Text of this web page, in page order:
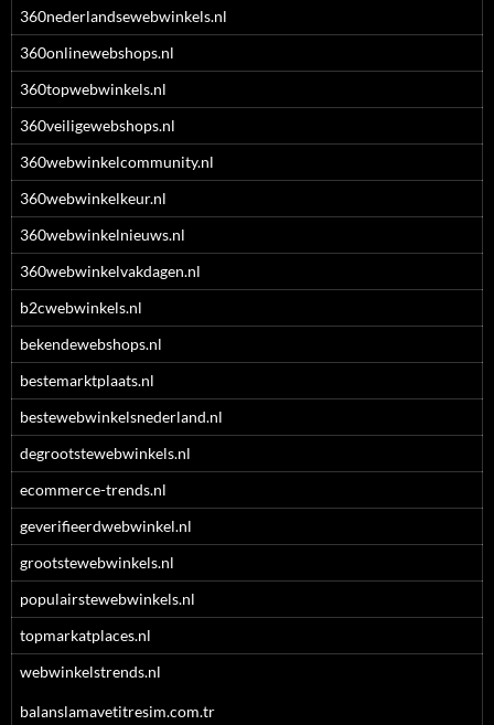
360nederlandsewebwinkels.nl
360onlinewebshops.nl
360topwebwinkels.nl
360veiligewebshops.nl
360webwinkelcommunity.nl
360webwinkelkeur.nl
360webwinkelnieuws.nl
360webwinkelvakdagen.nl
b2cwebwinkels.nl
bekendewebshops.nl
bestemarktplaats.nl
bestewebwinkelsnederland.nl
degrootstewebwinkels.nl
ecommerce-trends.nl
geverifieerdwebwinkel.nl
grootstewebwinkels.nl
populairstewebwinkels.nl
topmarkatplaces.nl
webwinkelstrends.nl
balanslamavetitresim.com.tr